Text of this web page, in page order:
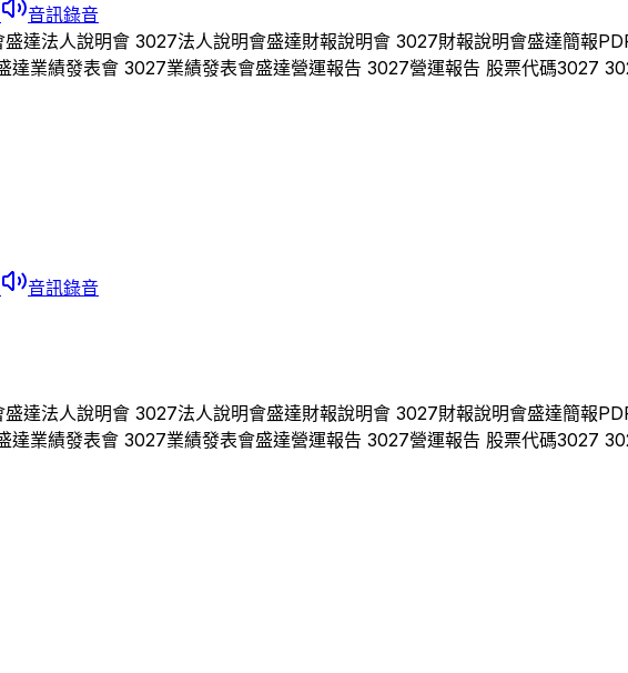
音訊錄音
盛達法人說明會 3027法人說明會盛達財報說明會 3027財報說明會盛達簡報
達業績發表會 3027業績發表會盛達營運報告 3027營運報告 股票代碼3027
音訊錄音
盛達法人說明會 3027法人說明會盛達財報說明會 3027財報說明會盛達簡報
達業績發表會 3027業績發表會盛達營運報告 3027營運報告 股票代碼3027